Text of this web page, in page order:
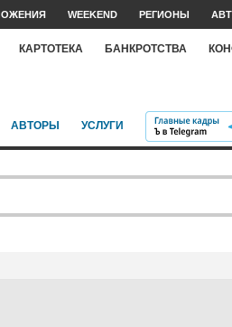
WEEKEND РЕГИОНЫ
КАРТОТЕКА БАНКРОТСТВА
АВТОРЫ УСЛУГИ